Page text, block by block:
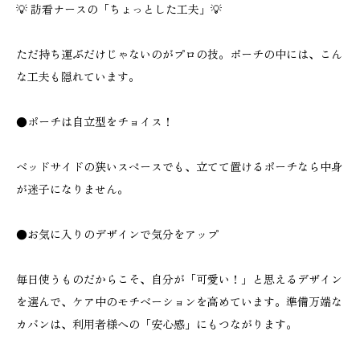
💡 訪看ナースの「ちょっとした工夫」💡
ただ持ち運ぶだけじゃないのがプロの技。ポーチの中には、こん
な工夫も隠れています。
●ポーチは自立型をチョイス！
ベッドサイドの狭いスペースでも、立てて置けるポーチなら中身
が迷子になりません。
●お気に入りのデザインで気分をアップ
毎日使うものだからこそ、自分が「可愛い！」と思えるデザイン
を選んで、ケア中のモチベーションを高めています。準備万端な
カバンは、利用者様への「安心感」にもつながります。